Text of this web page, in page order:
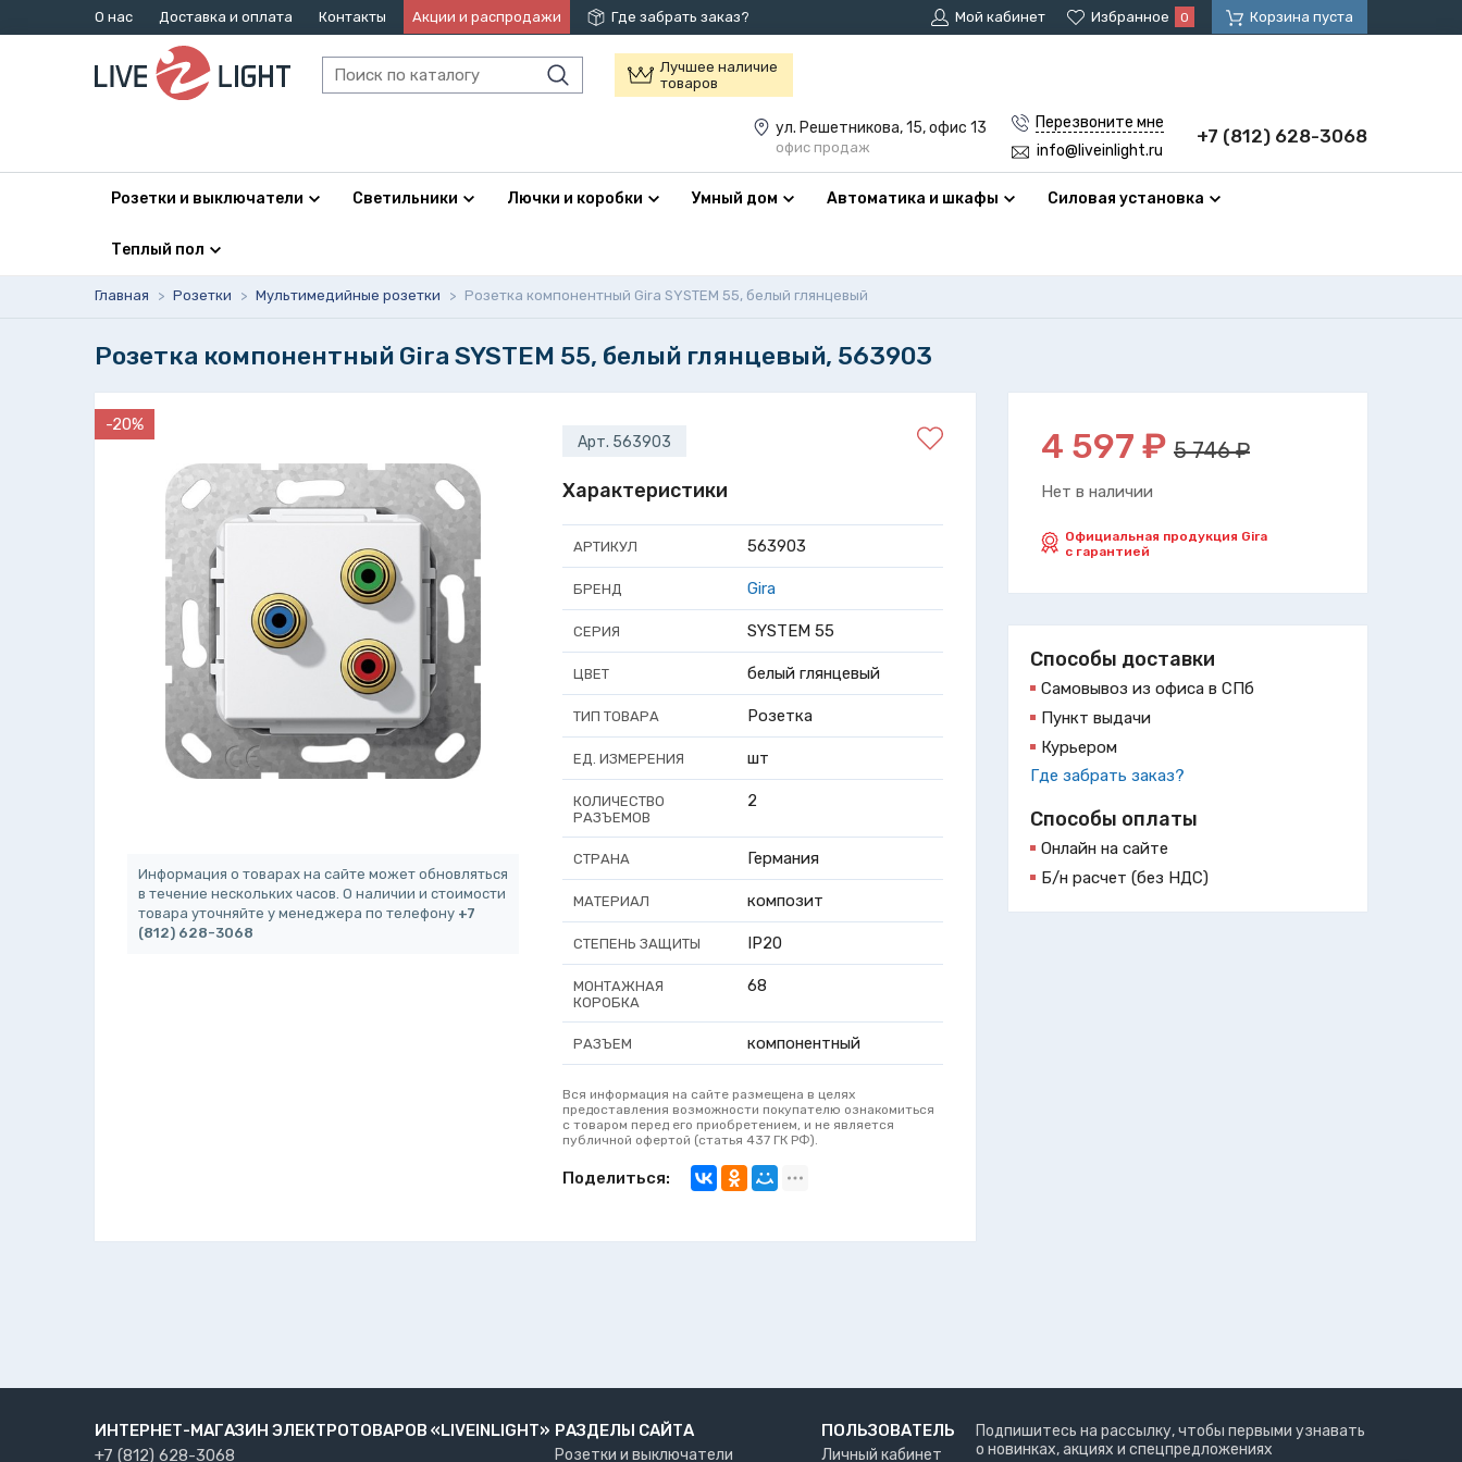
О нас Доставка и оплата Контакты Акции и распродажи Где забрать заказ? Мой кабинет Избранное 0 Корзина пуста
Лучшее наличие
товаров
ул. Решетникова, 15, офис 13
офис продаж
Перезвоните мне
info@liveinlight.ru
+7 (812) 628-3068
Розетки и выключатели Светильники Лючки и коробки Умный дом Автоматика и шкафы Силовая установка
Теплый пол
Главная > Розетки > Мультимедийные розетки > Розетка компонентный Gira SYSTEM 55, белый глянцевый
Розетка компонентный Gira SYSTEM 55, белый глянцевый, 563903
4 597 ₽ 5 746 ₽
Нет в наличии
Официальная продукция Gira
с гарантией
Способы доставки
Самовывоз из офиса в СПб
Пункт выдачи
Курьером
Где забрать заказ?
Способы оплаты
Онлайн на сайте
Б/н расчет (без НДС)
-20%
Информация о товарах на сайте может обновляться
в течение нескольких часов. О наличии и стоимости
товара уточняйте у менеджера по телефону +7
(812) 628-3068
Арт. 563903
Характеристики
АРТИКУЛ 563903
БРЕНД Gira
СЕРИЯ SYSTEM 55
ЦВЕТ белый глянцевый
ТИП ТОВАРА Розетка
ЕД. ИЗМЕРЕНИЯ шт
КОЛИЧЕСТВО
РАЗЪЕМОВ
2
СТРАНА Германия
МАТЕРИАЛ композит
СТЕПЕНЬ ЗАЩИТЫ IP20
МОНТАЖНАЯ
КОРОБКА
68
РАЗЪЕМ компонентный
Вся информация на сайте размещена в целях
предоставления возможности покупателю ознакомиться
с товаром перед его приобретением, и не является
публичной офертой (статья 437 ГК РФ).
Поделиться:
ИНТЕРНЕТ-МАГАЗИН ЭЛЕКТРОТОВАРОВ «LIVEINLIGHT»
+7 (812) 628-3068
РАЗДЕЛЫ САЙТА
Розетки и выключатели
ПОЛЬЗОВАТЕЛЬ
Личный кабинет
Подпишитесь на рассылку, чтобы первыми узнавать
о новинках, акциях и спецпредложениях